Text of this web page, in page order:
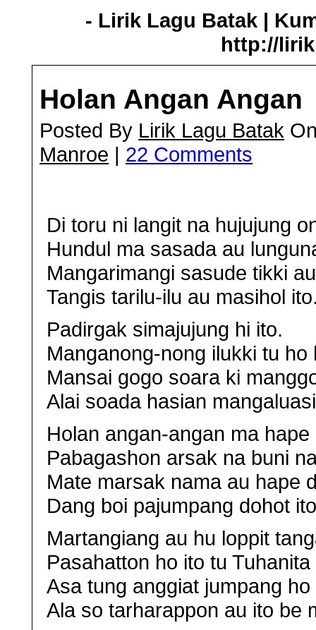
- Lirik Lagu Batak |
http://
Holan Angan Angan
Posted By Lirik Lagu Batak
Manroe | 22 Comments
Di toru ni langit na hujujung
Hundul ma sasada au
Mangarimangi sasude tikki
Tangis tarilu-ilu au masihol
Padirgak simajujung hi ito.
Manganong-nong ilukki tu ho
Mansai gogo soara ki
Alai soada hasian
Holan angan-angan ma
Pabagashon arsak na buni
Mate marsak nama au hape
Dang boi pajumpang dohot
Martangiang au hu loppit
Pasahatton ho ito tu Tuhanita
Asa tung anggiat jumpang
Ala so tarharappon au ito be